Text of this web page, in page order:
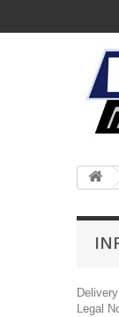
Delivery
Legal